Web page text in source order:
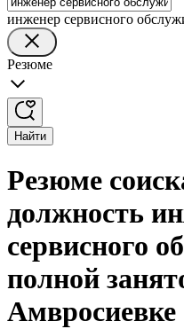
инженер сервисного
Резюме
Найти
Резюме
должность
сервисного
полной
Амвросиевке